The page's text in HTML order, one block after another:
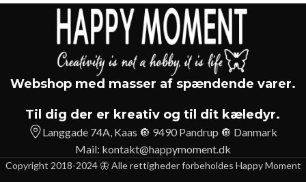
Webshop med masser af spændende varer.
Til dig der er kreativ og til dit kæledyr.
Langgade 74A, Kaas 🔘 9490 Pandrup 🔘 Danmark
Mail: kontakt@happymoment.dk
Copyright 2018-2024 🦋 Alle rettigheder forbeholdes Happy Moment